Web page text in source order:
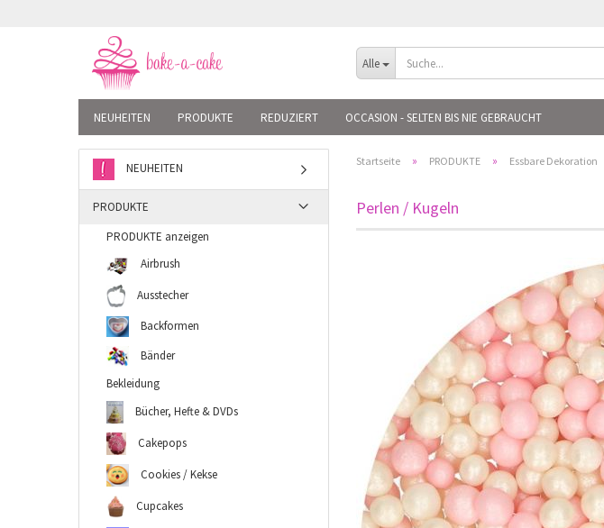
Alle
NEUHEITEN PRODUKTE REDUZIERT OCCASION - SELTEN BIS NIE GEBRAUCHT
Startseite » PRODUKTE » Essbare Dekoration
Perlen / Kugeln
NEUHEITEN
PRODUKTE
PRODUKTE anzeigen
Airbrush
Ausstecher
Backformen
Bänder
Bekleidung
Bücher, Hefte & DVDs
Cakepops
Cookies / Kekse
Cupcakes